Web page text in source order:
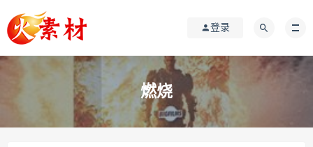
登录
燃烧